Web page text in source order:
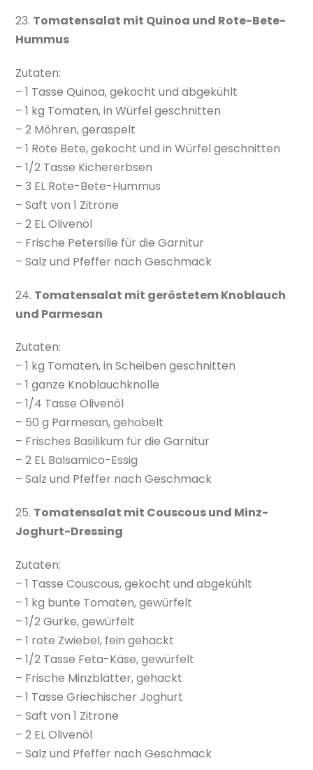
23. Tomatensalat mit Quinoa und Rote-Bete-
Hummus
Zutaten:
– 1 Tasse Quinoa, gekocht und abgekühlt
– 1 kg Tomaten, in Würfel geschnitten
– 2 Möhren, geraspelt
– 1 Rote Bete, gekocht und in Würfel geschnitten
– 1/2 Tasse Kichererbsen
– 3 EL Rote-Bete-Hummus
– Saft von 1 Zitrone
– 2 EL Olivenöl
– Frische Petersilie für die Garnitur
– Salz und Pfeffer nach Geschmack
24. Tomatensalat mit geröstetem Knoblauch
und Parmesan
Zutaten:
– 1 kg Tomaten, in Scheiben geschnitten
– 1 ganze Knoblauchknolle
– 1/4 Tasse Olivenöl
– 50 g Parmesan, gehobelt
– Frisches Basilikum für die Garnitur
– 2 EL Balsamico-Essig
– Salz und Pfeffer nach Geschmack
25. Tomatensalat mit Couscous und Minz-
Joghurt-Dressing
Zutaten:
– 1 Tasse Couscous, gekocht und abgekühlt
– 1 kg bunte Tomaten, gewürfelt
– 1/2 Gurke, gewürfelt
– 1 rote Zwiebel, fein gehackt
– 1/2 Tasse Feta-Käse, gewürfelt
– Frische Minzblätter, gehackt
– 1 Tasse Griechischer Joghurt
– Saft von 1 Zitrone
– 2 EL Olivenöl
– Salz und Pfeffer nach Geschmack